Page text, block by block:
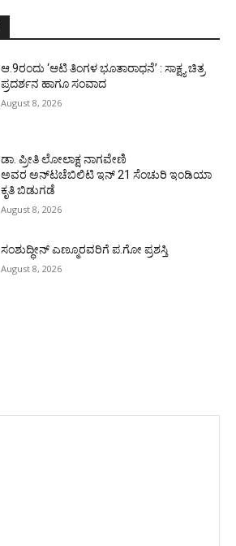
ಆ.9ರಂದು ‘ಆಟಿ ತಿಂಗಳ ಭೂತಾರಾಧನೆ’ : ಸಾಕ್ಷ್ಯ ಚಿತ್ರ
ಪ್ರದರ್ಶನ ಹಾಗೂ ಸಂವಾದ
August 8, 2026
ಡಾ. ಪ್ರೀತಿ ಲೋಲಾಕ್ಷ ನಾಗವೇಣಿ
ಅವರ ಅನ್‌ಟಚೆಬಿಲಿಟಿ ಇನ್ 21 ಸೆಂಚುರಿ ಇಂಡಿಯಾ
ಕೃತಿ ಬಿಡುಗಡೆ
August 8, 2026
ಸಂಶುದ್ಧೀನ್ ಎಣ್ಮೂರವರಿಗೆ ಪ.ಗೋ ಪ್ರಶಸ್ತಿ
August 8, 2026